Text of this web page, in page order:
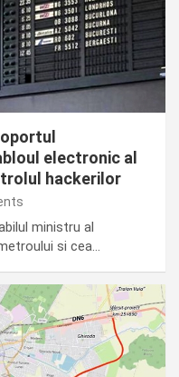
electronic al
hackerilor
ministru al
si cea…